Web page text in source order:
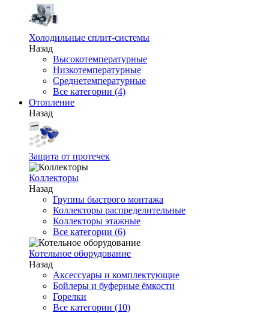
Холодильные сплит-системы
Назад
Высокотемпературные
Низкотемпературные
Среднетемпературные
Все категории (4)
Отопление
Назад
Защита от протечек
Коллекторы
Назад
Группы быстрого монтажа
Коллекторы распределительные
Коллекторы этажные
Все категории (6)
Котельное оборудование
Назад
Аксессуары и комплектующие
Бойлеры и буферные ёмкости
Горелки
Все категории (10)